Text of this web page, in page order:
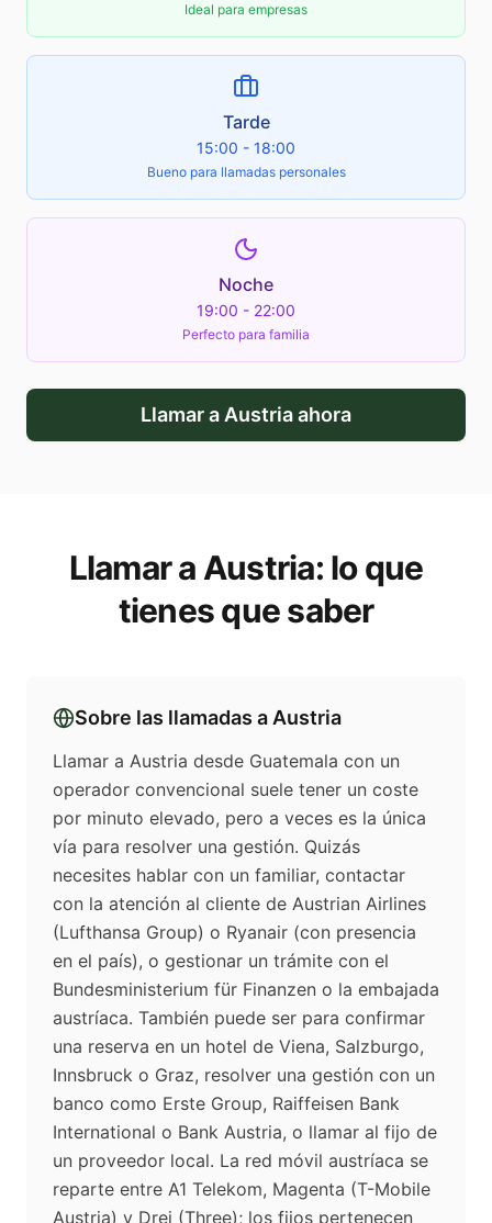
Ideal para empresas
Tarde
15:00 - 18:00
Bueno para llamadas personales
Noche
19:00 - 22:00
Perfecto para familia
Llamar a Austriaahora
Llamar a Austria: lo que
tienes que saber
Sobre las llamadas a Austria
Llamar a Austria desde Guatemala con un
operador convencional suele tener un coste
por minuto elevado, pero a veces es la única
vía para resolver una gestión. Quizás
necesites hablar con un familiar, contactar
con la atención al cliente de Austrian Airlines
(Lufthansa Group) o Ryanair (con presencia
en el país), o gestionar un trámite con el
Bundesministerium für Finanzen o la embajada
austríaca. También puede ser para confirmar
una reserva en un hotel de Viena, Salzburgo,
Innsbruck o Graz, resolver una gestión con un
banco como Erste Group, Raiffeisen Bank
International o Bank Austria, o llamar al fijo de
un proveedor local. La red móvil austríaca se
reparte entre A1 Telekom, Magenta (T-Mobile
Austria) y Drei (Three); los fijos pertenecen